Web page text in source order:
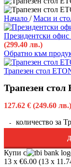
Начало / Маси и
Президентски
(299.40 лв.)
Обратно към
Трапезен стол
Трапезен стол
127.62 € (249.60 лв.)
количество за
Купи с
13 x €6.00 (13 x